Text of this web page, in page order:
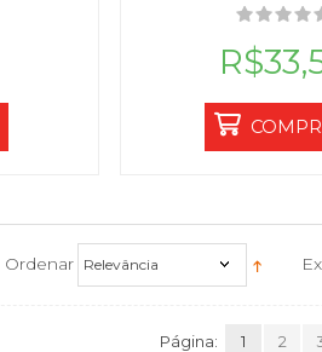
Ordenar Relevância
Página: 1 2